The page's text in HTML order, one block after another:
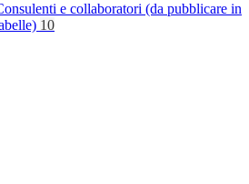
e collaboratori (da pubblicare in
10